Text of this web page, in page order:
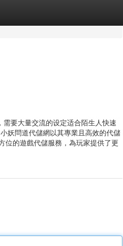
要大量交流的设定适合陌生人快速
妖問道代儲網以其專業且高效的代儲
位的遊戲代儲服務，為玩家提供了更